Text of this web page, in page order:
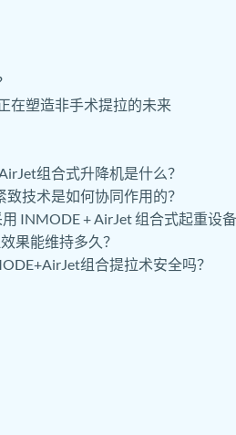
在塑造非手术提拉的未来
组合式升降机是什么？
技术是如何协同作用的？
INMODE + AirJet 组合式起重设备
果能维持多久？
组合提拉术安全吗？